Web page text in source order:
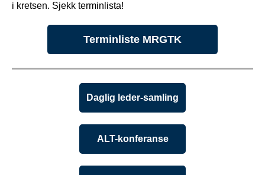
i kretsen. Sjekk terminlista!
Terminliste MRGTK
Daglig leder-samling
ALT-konferanse